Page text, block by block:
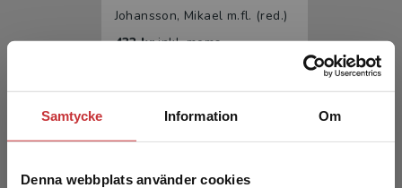
Samtycke Information Om
Denna webbplats använder cookies
Johansson, Mikael m.fl. (red.)
432 krinkl. moms